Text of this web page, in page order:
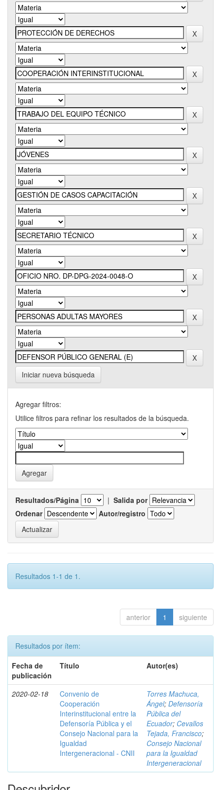
Iniciar nueva búsqueda
Agregar filtros:
Utilice filtros para refinar los resultados de la búsqueda.
Resultados/Página | Salida por
Ordenar
Autor/registro
Resultados 1-1 de 1.
anterior 1 siguiente
Resultados por ítem:
Fecha de
publicación
Título Autor(es)
2020-02-18
Convenio de
Cooperación
Interinstitucional entre la
Defensoría Pública y el
Consejo Nacional para la
Igualdad
Intergeneracional - CNII
Torres Machuca,
Ángel; Defensoría
Pública del
Ecuador; Cevallos
Tejada, Francisco;
Consejo Nacional
para la Igualdad
Intergeneracional